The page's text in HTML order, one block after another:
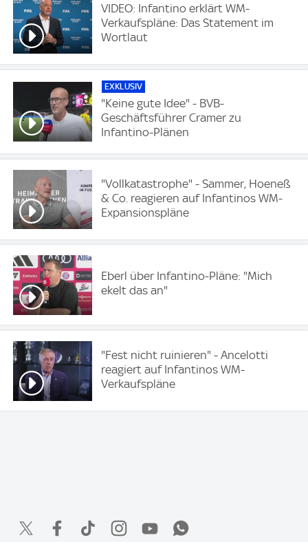
VIDEO: Infantino erklärt WM-
Verkaufspläne: Das Statement im
Wortlaut
EXKLUSIV
"Keine gute Idee" - BVB-
Geschäftsführer Cramer zu
Infantino-Plänen
"Vollkatastrophe" - Sammer, Hoeneß
& Co. reagieren auf Infantinos WM-
Expansionspläne
Eberl über Infantino-Pläne: "Mich
ekelt das an"
"Fest nicht ruinieren" - Ancelotti
reagiert auf Infantinos WM-
Verkaufspläne